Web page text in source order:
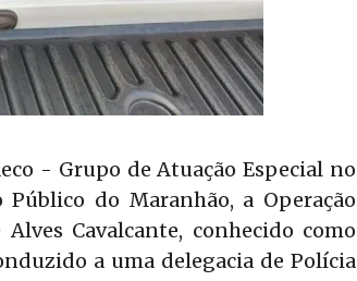
- Grupo de Atuação Especial no
do Maranhão, a Operação
Cavalcante, conhecido como
a uma delegacia de Polícia